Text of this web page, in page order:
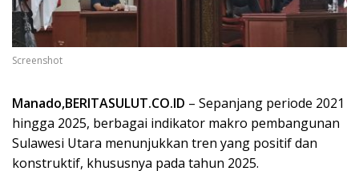
Screenshot
Manado,BERITASULUT.CO.ID – Sepanjang periode 2021
hingga 2025, berbagai indikator makro pembangunan
Sulawesi Utara menunjukkan tren yang positif dan
konstruktif, khususnya pada tahun 2025.